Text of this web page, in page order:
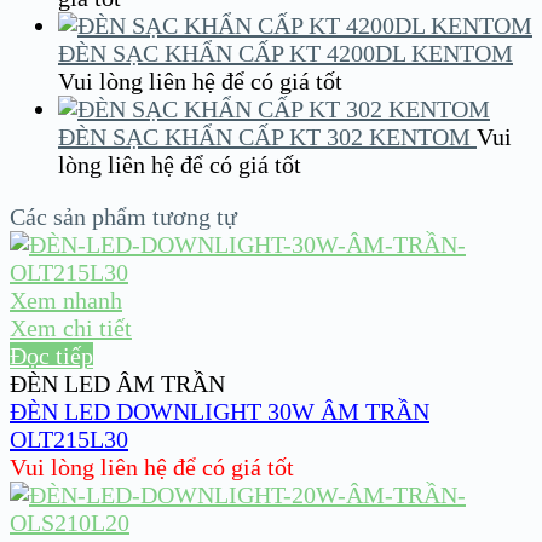
ĐÈN SẠC KHẨN CẤP KT 4200DL KENTOM
Vui lòng liên hệ để có giá tốt
ĐÈN SẠC KHẨN CẤP KT 302 KENTOM Vui
lòng liên hệ để có giá tốt
Các sản phẩm tương tự
Xem nhanh
Xem chi tiết
Đọc tiếp
ĐÈN LED ÂM TRẦN
ĐÈN LED DOWNLIGHT 30W ÂM TRẦN
OLT215L30
Vui lòng liên hệ để có giá tốt